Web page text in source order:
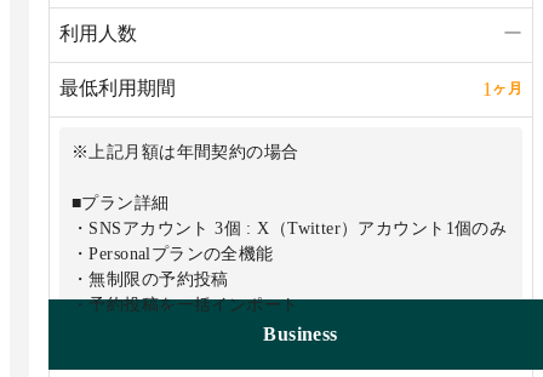
利用人数 ー
最低利用期間 1 ヶ月
※上記月額は年間契約の場合
■プラン詳細
・SNSアカウント 3個 : X（Twitter）アカウント1個のみ
・Personalプランの全機能
・無制限の予約投稿
・予約投稿を一括インポート
Business